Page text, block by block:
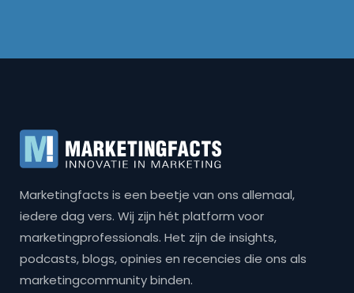
Marketingfacts is een beetje van ons allemaal,
iedere dag vers. Wij zijn hét platform voor
marketingprofessionals. Het zijn de insights,
podcasts, blogs, opinies en recencies die ons als
marketingcommunity binden.